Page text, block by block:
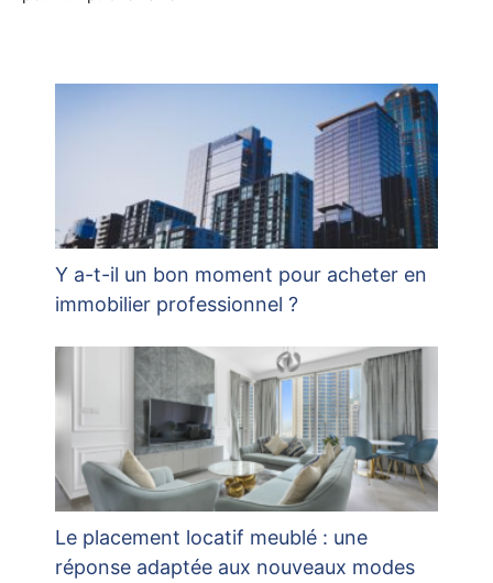
Y a-t-il un bon moment pour acheter en
immobilier professionnel ?
Le placement locatif meublé : une
réponse adaptée aux nouveaux modes